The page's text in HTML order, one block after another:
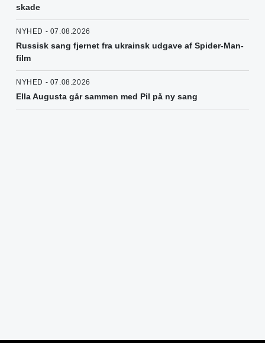
skade
NYHED - 07.08.2026
Russisk sang fjernet fra ukrainsk udgave af Spider-Man-
film
NYHED - 07.08.2026
Ella Augusta går sammen med Pil på ny sang